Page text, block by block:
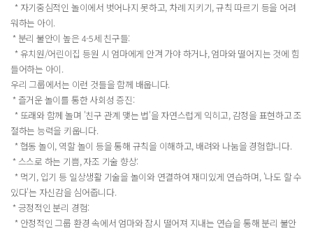
* 자기중심적인 놀이에서 벗어나지 못하고, 차례 지키기, 규칙 따르기 등을 어려
워하는 아이.
* 분리 불안이 높은 4-5세 친구들:
* 유치원/어린이집 등원 시 엄마에게 안겨 가야 하거나, 엄마와 떨어지는 것에 힘
들어하는 아이.
우리 그룹에서는 이런 것들을 함께 배웁니다.
* 즐거운 놀이를 통한 사회성 증진:
* 또래와 함께 놀며 '친구 관계 맺는 법'을 자연스럽게 익히고, 감정을 표현하고 조
절하는 능력을 키웁니다.
* 협동 놀이, 역할 놀이 등을 통해 규칙을 이해하고, 배려와 나눔을 경험합니다.
* 스스로 하는 기쁨, 자조 기술 향상:
* 먹기, 입기 등 일상생활 기술을 놀이와 연결하여 재미있게 연습하며, '나도 할 수
있다'는 자신감을 심어줍니다.
* 긍정적인 분리 경험:
* 안정적인 그룹 환경 속에서 엄마와 잠시 떨어져 지내는 연습을 통해 분리 불안